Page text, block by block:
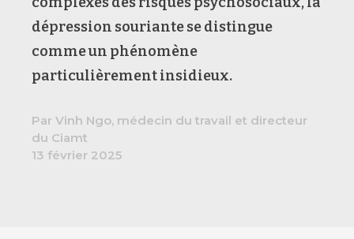
dépression souriante se distingue
comme un phénomène
particulièrement insidieux.
Par Vinh Ngo, médecin du travail et directeur
du Ciamt
13 février 2025